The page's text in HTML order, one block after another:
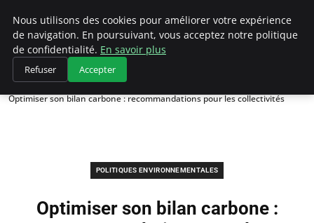
Climategatecountryclub.com
Accueil
Politiques environnementales
Optimiser son bilan carbone : recommandations pour les collectivités
POLITIQUES ENVIRONNEMENTALES
Optimiser son bilan carbone :
Nous utilisons des cookies pour améliorer votre expérience
de navigation. En poursuivant, vous acceptez notre politique
de confidentialité. En savoir plus
Refuser Accepter